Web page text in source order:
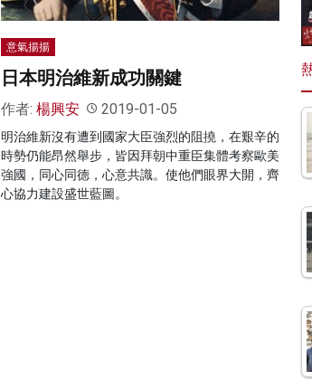
意氣揚揚
日本明治維新成功關鍵
作者: 楊興安 2019-01-05
明治維新沒有遭到國家大臣強烈的阻撓，在艱辛的
時勢仍能昂然舉步，皆因拜朝中重臣集體考察歐美
強國，同心同德，心意共識。使他們眼界大開，齊
心協力建設盛世藍圖。